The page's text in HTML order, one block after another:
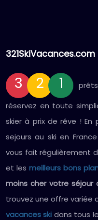
321SkiVacances.com
3 2 1
réservez en toute
skier à prix de rêve !
sejours au ski en
vous fait régulièrement
et les meilleurs bons
moins cher votre séjour
trouvez une offre variée
vacances ski dans tous